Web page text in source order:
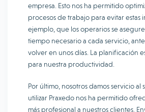
empresa. Esto nos ha permitido
procesos de trabajo para evitar estas
ejemplo, que los operarios se
tiempo necesario a cada servicio,
volver en unos días. La planificación
para nuestra productividad.
Por último, nosotros damos servicio al
utilizar Praxedo nos ha permitido
más profesional a nuestros clientes.